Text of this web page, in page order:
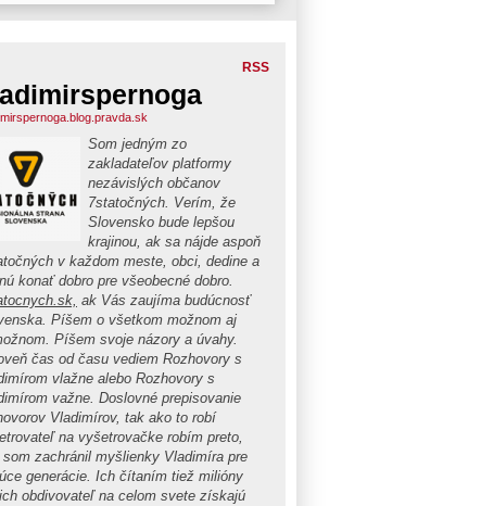
RSS
Som jedným zo
zakladateľov platformy
nezávislých občanov
7statočných. Verím, že
Slovensko bude lepšou
krajinou, ak sa nájde aspoň
v každom meste, obci, dedine a
konať dobro pre všeobecné dobro.
ak Vás zaujíma budúcnosť
Píšem o všetkom možnom aj
Píšem svoje názory a úvahy.
čas od času vediem Rozhovory s
vlažne alebo Rozhovory s
važne. Doslovné prepisovanie
Vladimírov, tak ako to robí
na vyšetrovačke robím preto,
som zachránil myšlienky Vladimíra pre
generácie. Ich čítaním tiež milióny
obdivovateľ na celom svete získajú